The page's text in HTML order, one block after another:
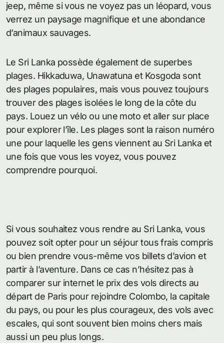
jeep, même si vous ne voyez pas un léopard, vous
verrez un paysage magnifique et une abondance
d’animaux sauvages.
Le Sri Lanka possède également de superbes
plages. Hikkaduwa, Unawatuna et Kosgoda sont
des plages populaires, mais vous pouvez toujours
trouver des plages isolées le long de la côte du
pays. Louez un vélo ou une moto et aller sur place
pour explorer l’île. Les plages sont la raison numéro
une pour laquelle les gens viennent au Sri Lanka et
une fois que vous les voyez, vous pouvez
comprendre pourquoi.
Si vous souhaitez vous rendre au Sri Lanka, vous
pouvez soit opter pour un séjour tous frais compris
ou bien prendre vous-même vos billets d’avion et
partir à l’aventure. Dans ce cas n’hésitez pas à
comparer sur internet le prix des vols directs au
départ de Paris pour rejoindre Colombo, la capitale
du pays, ou pour les plus courageux, des vols avec
escales, qui sont souvent bien moins chers mais
aussi un peu plus longs.